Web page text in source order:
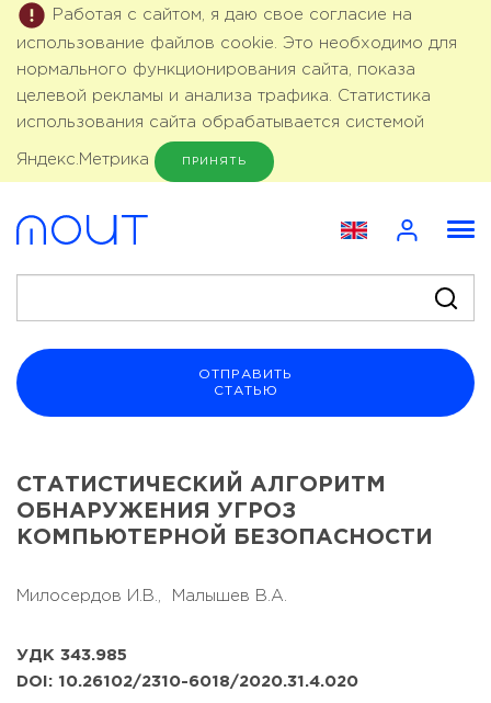
Работая с сайтом, я даю свое согласие на
использование файлов cookie. Это необходимо для
нормального функционирования сайта, показа
целевой рекламы и анализа трафика. Статистика
использования сайта обрабатывается системой
Яндекс.Метрика ПРИНЯТЬ
ОТПРАВИТЬ
СТАТЬЮ
СТАТИСТИЧЕСКИЙ АЛГОРИТМ
ОБНАРУЖЕНИЯ УГРОЗ
КОМПЬЮТЕРНОЙ БЕЗОПАСНОСТИ
Милосердов И.В., Малышев В.А.
УДК 343.985
DOI: 10.26102/2310-6018/2020.31.4.020